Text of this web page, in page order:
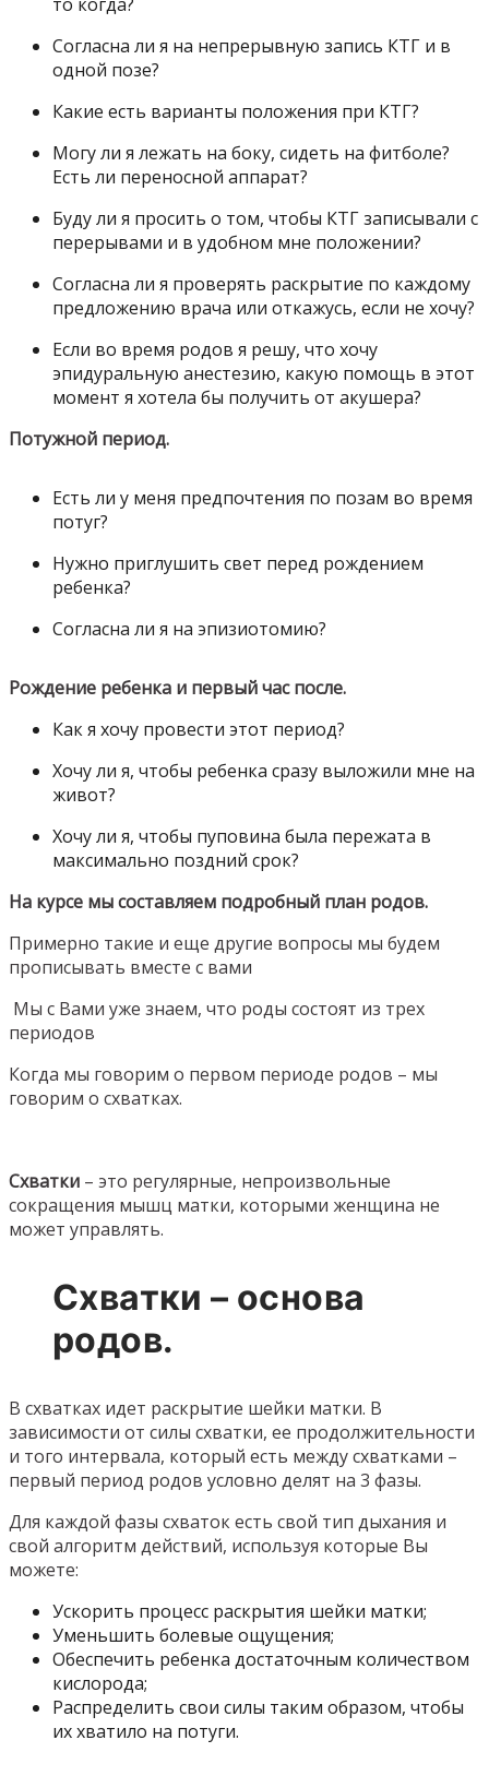
Согласна ли я на непрерывную запись КТГ и в
одной позе?
Какие есть варианты положения при КТГ?
Могу ли я лежать на боку, сидеть на фитболе?
Есть ли переносной аппарат?
Буду ли я просить о том, чтобы КТГ записывали с
перерывами и в удобном мне положении?
Согласна ли я проверять раскрытие по каждому
предложению врача или откажусь, если не хочу?
Если во время родов я решу, что хочу
эпидуральную анестезию, какую помощь в этот
момент я хотела бы получить от акушера?
Потужной период.
Есть ли у меня предпочтения по позам во время
потуг?
Нужно приглушить свет перед рождением
ребенка?
Согласна ли я на эпизиотомию?
Рождение ребенка и первый час после.
Как я хочу провести этот период?
Хочу ли я, чтобы ребенка сразу выложили мне на
живот?
Хочу ли я, чтобы пуповина была пережата в
максимально поздний срок?
На курсе мы составляем подробный план родов.
Примерно такие и еще другие вопросы мы будем
прописывать вместе с вами
Мы с Вами уже знаем, что роды состоят из трех
периодов
Когда мы говорим о первом периоде родов – мы
говорим о схватках.
Схватки – это регулярные, непроизвольные
сокращения мышц матки, которыми женщина не
может управлять.
Схватки – основа
родов.
В схватках идет раскрытие шейки матки. В
зависимости от силы схватки, ее продолжительности
и того интервала, который есть между схватками –
первый период родов условно делят на 3 фазы.
Для каждой фазы схваток есть свой тип дыхания и
свой алгоритм действий, используя которые Вы
можете:
Ускорить процесс раскрытия шейки матки;
Уменьшить болевые ощущения;
Обеспечить ребенка достаточным количеством
кислорода;
Распределить свои силы таким образом, чтобы
их хватило на потуги.